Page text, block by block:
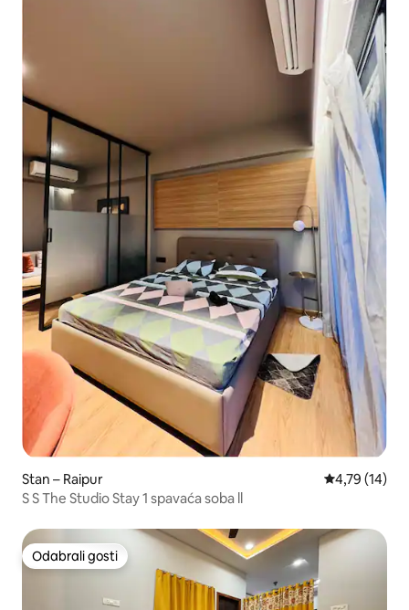
Stan – Raipur Prosječna
4,79 (14)
S S The Studio Stay 1 spavaća soba ll
Odabrali gosti
Odabrali gosti